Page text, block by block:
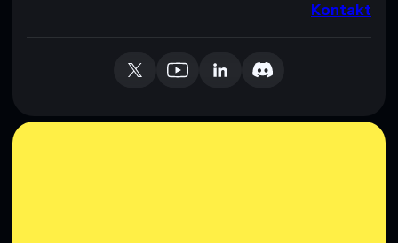
Kontakt